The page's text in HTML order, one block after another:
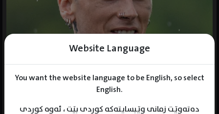
Website Language
You want the website language to be English, so select
English.
دەتەوێت زمانی وێبسایتەکە کوردی بێت ، ئەوە کوردی